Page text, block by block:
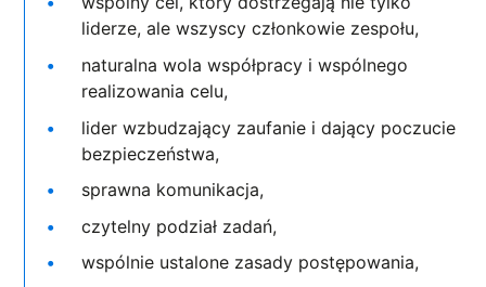
liderze, ale wszyscy członkowie zespołu,
naturalna wola współpracy i wspólnego
realizowania celu,
lider wzbudzający zaufanie i dający poczucie
bezpieczeństwa,
sprawna komunikacja,
czytelny podział zadań,
wspólnie ustalone zasady postępowania,